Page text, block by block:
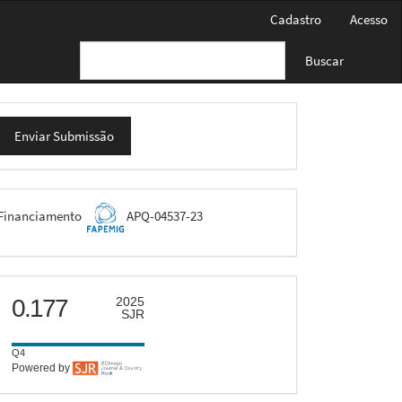
Cadastro Acesso
Buscar
Enviar Submissão
APQ-04537-23
scimago
0.177
2025
SJR
Q4
Powered by